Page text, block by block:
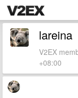
lareina
V2EX
+08:00